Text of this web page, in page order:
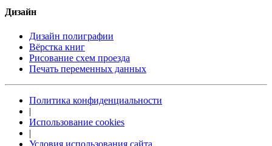
Дизайн
Дизайн полиграфии
Вёрстка книг
Рисование схем проезда
Печать переменных данных
Политика конфиденциальности
|
Использование cookies
|
Условия использования сайта